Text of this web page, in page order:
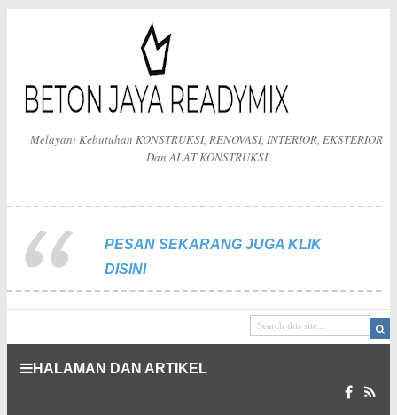
Melayani Kebutuhan KONSTRUKSI, RENOVASI, INTERIOR, EKSTERIOR
Dan ALAT KONSTRUKSI
PESAN SEKARANG JUGA KLIK
DISINI
HALAMAN DAN ARTIKEL